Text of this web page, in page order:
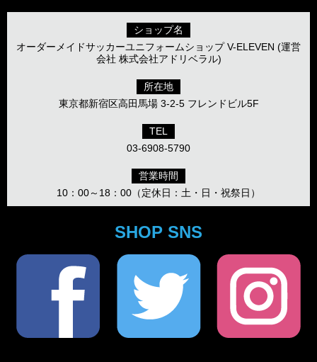
ショップ名
オーダーメイドサッカーユニフォームショップ V-ELEVEN (運営
会社 株式会社アドリベラル)
所在地
東京都新宿区高田馬場 3-2-5 フレンドビル5F
TEL
03-6908-5790
営業時間
10：00～18：00（定休日：土・日・祝祭日）
SHOP SNS